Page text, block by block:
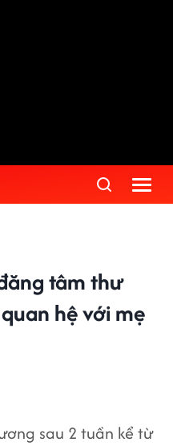
tâm thư
hệ với mẹ
sau 2 tuần kể từ